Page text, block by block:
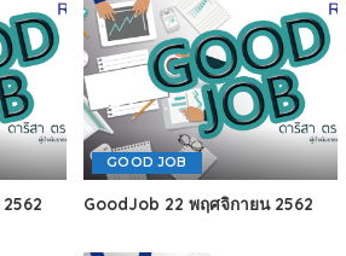
GOOD JOB
GoodJob 22 พฤศจิกายน 2562